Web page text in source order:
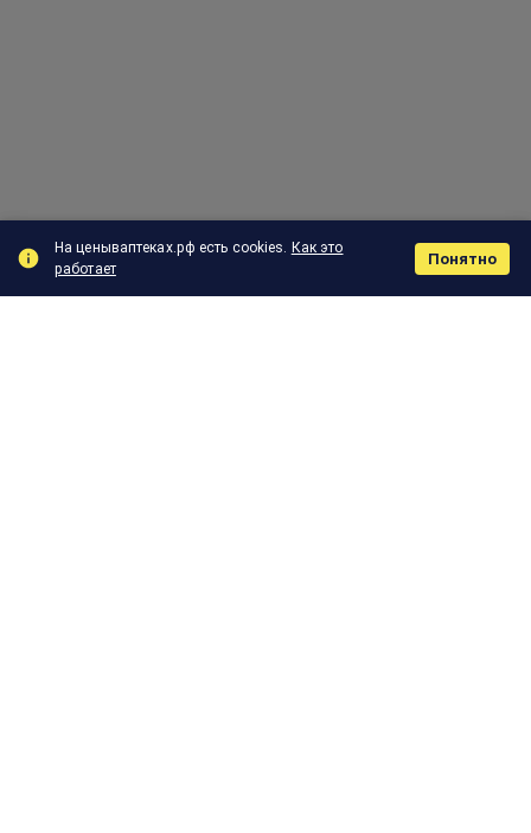
Поиск Меню
На ценываптеках.рф есть cookies. Как это
работает
Понятно